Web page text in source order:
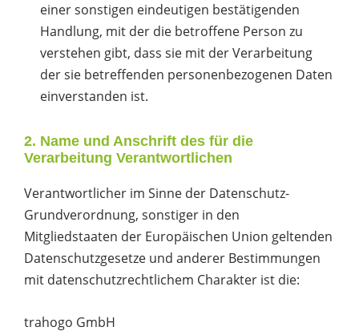
einer sonstigen eindeutigen bestätigenden
Handlung, mit der die betroffene Person zu
verstehen gibt, dass sie mit der Verarbeitung
der sie betreffenden personenbezogenen Daten
einverstanden ist.
2. Name und Anschrift des für die
Verarbeitung Verantwortlichen
Verantwortlicher im Sinne der Datenschutz-
Grundverordnung, sonstiger in den
Mitgliedstaaten der Europäischen Union geltenden
Datenschutzgesetze und anderer Bestimmungen
mit datenschutzrechtlichem Charakter ist die:
trahogo GmbH